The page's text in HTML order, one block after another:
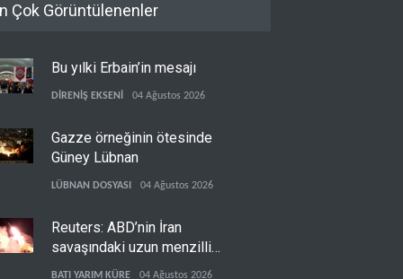
Çok Görüntülenenler
Bu yılki Erbain’in mesajı
DİRENİŞ EKSENİ 04 Ağustos 2026
Gazze örneğinin ötesinde
Güney Lübnan
LÜBNAN DOSYASI 04 Ağustos 2026
Reuters: ABD’nin İran
savaşındaki uzun menzilli
füze stokları tükenme
BATI YARIM KÜRE 04 Ağustos 2026